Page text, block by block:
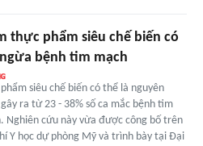
thực phẩm siêu chế biến có
bệnh tim mạch
siêu chế biến có thể là nguyên
ra từ 23 - 38% số ca mắc bệnh tim
Nghiên cứu này vừa được công bố trên
Y học dự phòng Mỹ và trình bày tại Đại